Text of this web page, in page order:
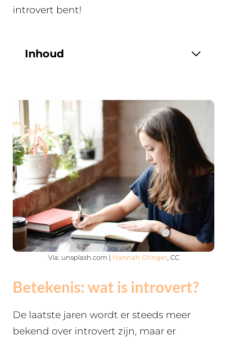
introvert bent!
Inhoud
Via: unsplash.com | Hannah Olinger, CC
Betekenis: wat is introvert?
De laatste jaren wordt er steeds meer
bekend over introvert zijn, maar er